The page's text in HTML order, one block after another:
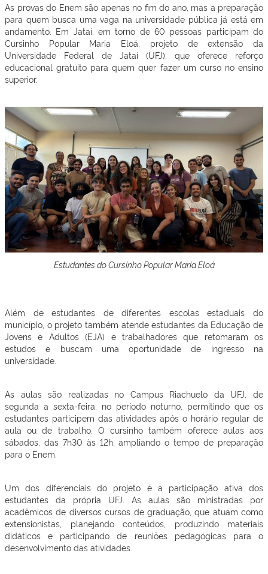
As provas do Enem são apenas no fim do ano, mas a preparação
para quem busca uma vaga na universidade pública já está em
andamento. Em Jataí, em torno de 60 pessoas participam do
Cursinho Popular Maria Eloá, projeto de extensão da
Universidade Federal de Jataí (UFJ), que oferece reforço
educacional gratuito para quem quer fazer um curso no ensino
superior.
Estudantes do Cursinho Popular Maria Eloá
Além de estudantes de diferentes escolas estaduais do
município, o projeto também atende estudantes da Educação de
Jovens e Adultos (EJA) e trabalhadores que retomaram os
estudos e buscam uma oportunidade de ingresso na
universidade.
As aulas são realizadas no Campus Riachuelo da UFJ, de
segunda a sexta-feira, no período noturno, permitindo que os
estudantes participem das atividades após o horário regular de
aula ou de trabalho. O cursinho também oferece aulas aos
sábados, das 7h30 às 12h, ampliando o tempo de preparação
para o Enem.
Um dos diferenciais do projeto é a participação ativa dos
estudantes da própria UFJ. As aulas são ministradas por
acadêmicos de diversos cursos de graduação, que atuam como
extensionistas, planejando conteúdos, produzindo materiais
didáticos e participando de reuniões pedagógicas para o
desenvolvimento das atividades.